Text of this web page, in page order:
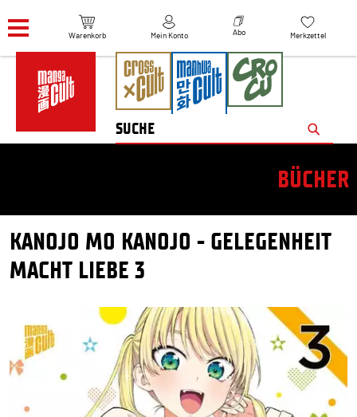
Warenkorb Mein Konto Abo Merkzettel
BÜCHER
KANOJO MO KANOJO - GELEGENHEIT
MACHT LIEBE 3